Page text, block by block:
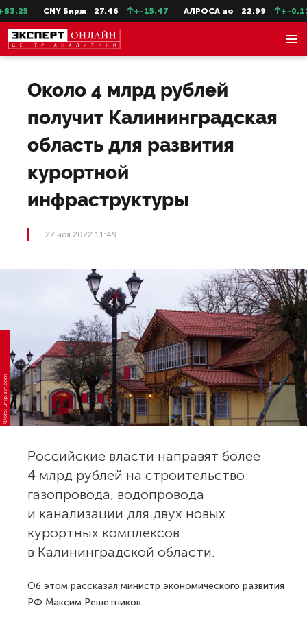
CNY Бирж 27.46 +-15.47 АЛРОСА ао 22.99 +-0.11
Около 4 млрд рублей
получит Калининградская
область для развития
курортной
инфраструктуры
22 ноя 2022 11:49
Фото: unsplash.com
Российские власти направят более
4 млрд рублей на строительство
газопровода, водопровода
и канализации для двух новых
курортных комплексов
в Калининградской области.
Об этом рассказал министр экономического развития
РФ Максим Решетников.